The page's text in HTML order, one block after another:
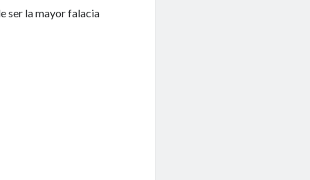
ser la mayor falacia